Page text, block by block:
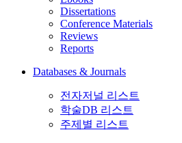
Dissertations
Conference Materials
Reviews
Reports
Databases & Journals
전자저널 리스트
학술DB 리스트
주제별 리스트